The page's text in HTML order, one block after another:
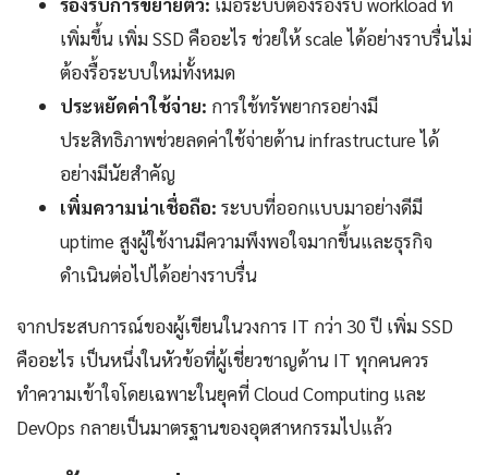
เพิ่มขึ้น เพิ่ม SSD คืออะไร ช่วยให้ scale ได้อย่างราบรื่นไม่
ต้องรื้อระบบใหม่ทั้งหมด
ประหยัดค่าใช้จ่าย: การใช้ทรัพยากรอย่างมี
ประสิทธิภาพช่วยลดค่าใช้จ่ายด้าน infrastructure ได้
อย่างมีนัยสำคัญ
เพิ่มความน่าเชื่อถือ: ระบบที่ออกแบบมาอย่างดีมี
uptime สูงผู้ใช้งานมีความพึงพอใจมากขึ้นและธุรกิจ
ดำเนินต่อไปได้อย่างราบรื่น
จากประสบการณ์ของผู้เขียนในวงการ IT กว่า 30 ปี เพิ่ม SSD
คืออะไร เป็นหนึ่งในหัวข้อที่ผู้เชี่ยวชาญด้าน IT ทุกคนควร
ทำความเข้าใจโดยเฉพาะในยุคที่ Cloud Computing และ
DevOps กลายเป็นมาตรฐานของอุตสาหกรรมไปแล้ว